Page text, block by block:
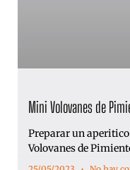
Mini Volovanes de
Preparar un
Volovanes de